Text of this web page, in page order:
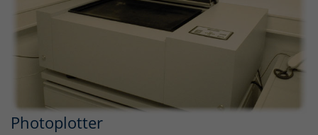
Photoplotter